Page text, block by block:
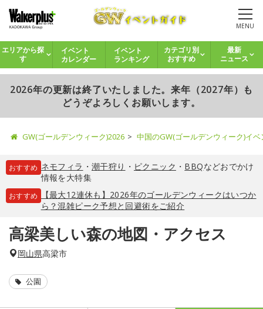
MENU
エリアから探
す
イベント
カレンダー
イベント
ランキング
カテゴリ別
おすすめ
最新
ニュース
2026年の更新は終了いたしました。来年（2027年）も
どうぞよろしくお願いします。
GW(ゴールデンウィーク)2026 中国のGW(ゴールデンウィーク)イ
おすすめ ネモフィラ ・ 潮干狩り ・ ピクニック ・ BBQなどおでかけ
情報を大特集
おすすめ
【最大12連休も】2026年のゴールデンウィークはいつか
ら？混雑ピーク予想と回避術をご紹介
高梁美しい森の地図・アクセス
岡山県高梁市
公園